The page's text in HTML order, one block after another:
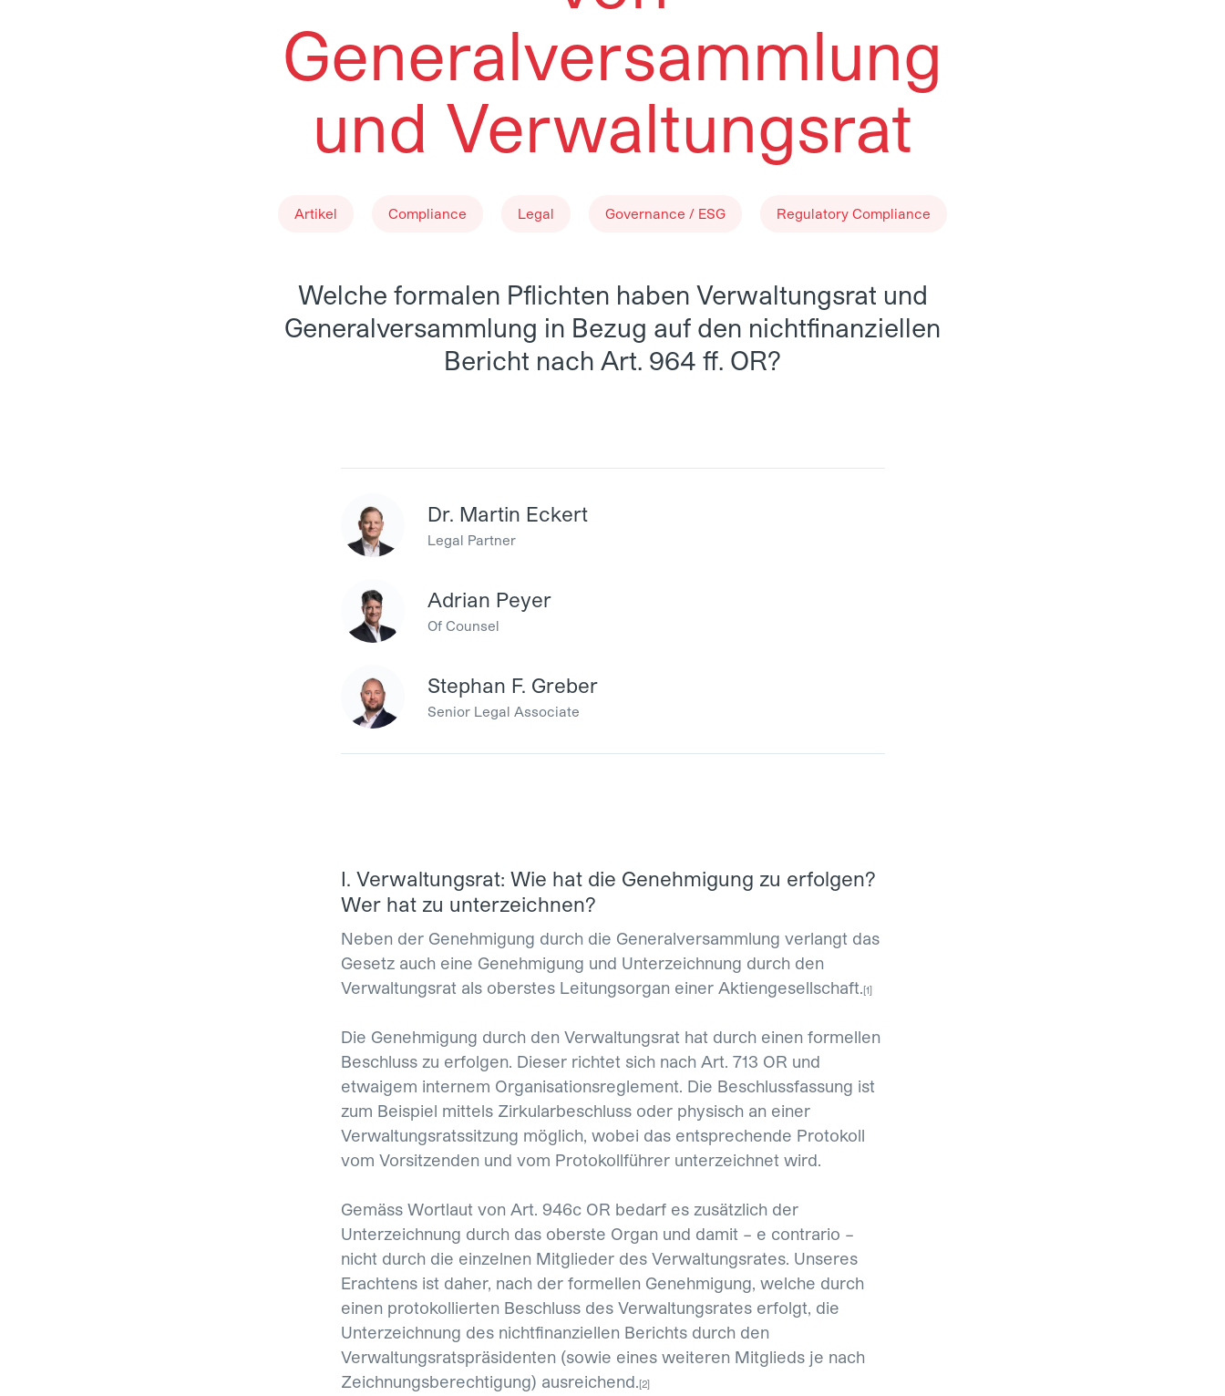
Generalversammlung
und Verwaltungsrat
Artikel Compliance Legal Governance / ESG Regulatory Compliance
Welche formalen Pflichten haben Verwaltungsrat und
Generalversammlung in Bezug auf den nichtfinanziellen
Bericht nach Art. 964 ff. OR?
Dr. Martin Eckert
Legal Partner
Stephan F. Greber
Senior Legal Associate
Adrian Peyer
Of Counsel
I. Verwaltungsrat: Wie hat die Genehmigung zu erfolgen?
Wer hat zu unterzeichnen?
Neben der Genehmigung durch die Generalversammlung verlangt das
Gesetz auch eine Genehmigung und Unterzeichnung durch den
Verwaltungsrat als oberstes Leitungsorgan einer Aktiengesellschaft.[1]
Die Genehmigung durch den Verwaltungsrat hat durch einen formellen
Beschluss zu erfolgen. Dieser richtet sich nach Art. 713 OR und
etwaigem internem Organisationsreglement. Die Beschlussfassung ist
zum Beispiel mittels Zirkularbeschluss oder physisch an einer
Verwaltungsratssitzung möglich, wobei das entsprechende Protokoll
vom Vorsitzenden und vom Protokollführer unterzeichnet wird.
Gemäss Wortlaut von Art. 946c OR bedarf es zusätzlich der
Unterzeichnung durch das oberste Organ und damit – e contrario –
nicht durch die einzelnen Mitglieder des Verwaltungsrates. Unseres
Erachtens ist daher, nach der formellen Genehmigung, welche durch
einen protokollierten Beschluss des Verwaltungsrates erfolgt, die
Unterzeichnung des nichtfinanziellen Berichts durch den
Verwaltungsratspräsidenten (sowie eines weiteren Mitglieds je nach
Zeichnungsberechtigung) ausreichend.[2]